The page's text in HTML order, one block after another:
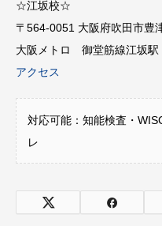
☆江坂校☆
〒564-0051 大阪府吹田市豊
大阪メトロ 御堂筋線江坂
アクセス
対応可能：知能検査・
レ